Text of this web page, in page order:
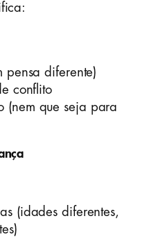
pensa diferente)
conflito
(nem que seja para
(idades diferentes,